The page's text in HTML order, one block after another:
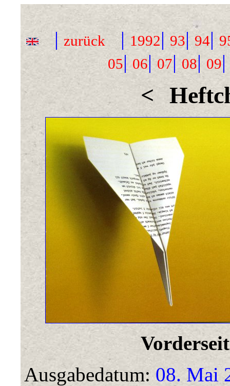
| zurück| 1992| 93| 94|
05|06|07| 08| 09
<
Ausgabedatum:08. Mai